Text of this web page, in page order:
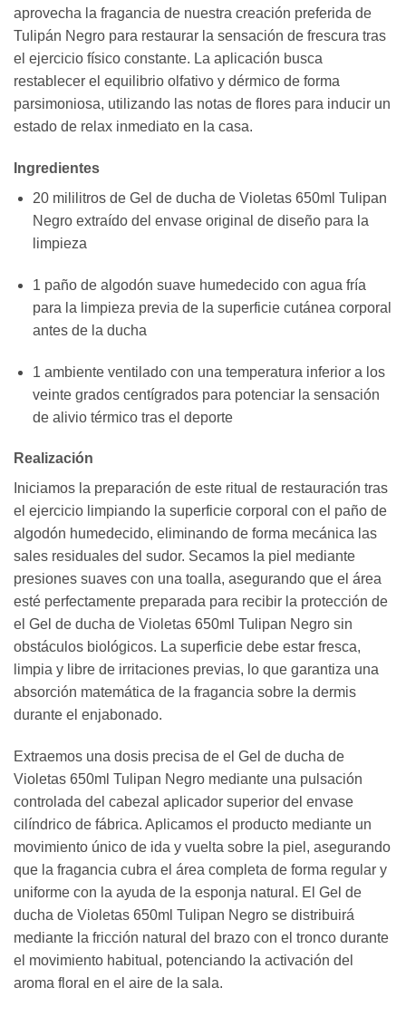
aprovecha la fragancia de nuestra creación preferida de
Tulipán Negro para restaurar la sensación de frescura tras
el ejercicio físico constante. La aplicación busca
restablecer el equilibrio olfativo y dérmico de forma
parsimoniosa, utilizando las notas de flores para inducir un
estado de relax inmediato en la casa.
Ingredientes
20 mililitros de Gel de ducha de Violetas 650ml Tulipan
Negro extraído del envase original de diseño para la
limpieza
1 paño de algodón suave humedecido con agua fría
para la limpieza previa de la superficie cutánea corporal
antes de la ducha
1 ambiente ventilado con una temperatura inferior a los
veinte grados centígrados para potenciar la sensación
de alivio térmico tras el deporte
Realización
Iniciamos la preparación de este ritual de restauración tras
el ejercicio limpiando la superficie corporal con el paño de
algodón humedecido, eliminando de forma mecánica las
sales residuales del sudor. Secamos la piel mediante
presiones suaves con una toalla, asegurando que el área
esté perfectamente preparada para recibir la protección de
el Gel de ducha de Violetas 650ml Tulipan Negro sin
obstáculos biológicos. La superficie debe estar fresca,
limpia y libre de irritaciones previas, lo que garantiza una
absorción matemática de la fragancia sobre la dermis
durante el enjabonado.
Extraemos una dosis precisa de el Gel de ducha de
Violetas 650ml Tulipan Negro mediante una pulsación
controlada del cabezal aplicador superior del envase
cilíndrico de fábrica. Aplicamos el producto mediante un
movimiento único de ida y vuelta sobre la piel, asegurando
que la fragancia cubra el área completa de forma regular y
uniforme con la ayuda de la esponja natural. El Gel de
ducha de Violetas 650ml Tulipan Negro se distribuirá
mediante la fricción natural del brazo con el tronco durante
el movimiento habitual, potenciando la activación del
aroma floral en el aire de la sala.